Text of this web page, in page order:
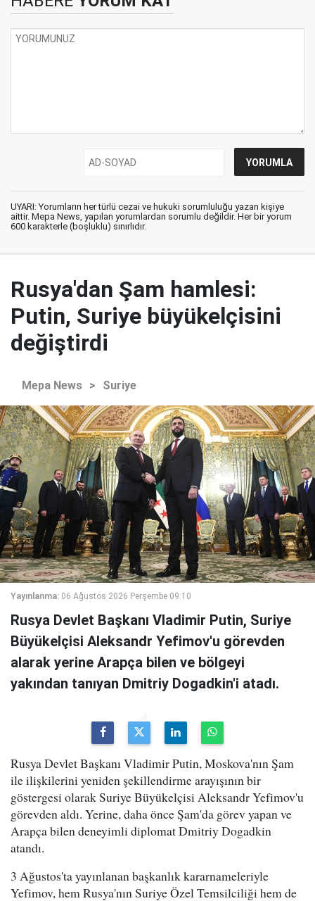
UYARI: Yorumların her türlü cezai ve hukuki sorumluluğu yazan kişiye
aittir. Mepa News, yapılan yorumlardan sorumlu değildir. Her bir yorum
600 karakterle (boşluklu) sınırlıdır.
Rusya'dan Şam hamlesi:
Putin, Suriye büyükelçisini
değiştirdi
Mepa News > Suriye
Yayınlanma: 06 Ağustos 2026 Perşembe 09:10
Rusya Devlet Başkanı Vladimir Putin, Suriye
Büyükelçisi Aleksandr Yefimov'u görevden
alarak yerine Arapça bilen ve bölgeyi
yakından tanıyan Dmitriy Dogadkin'i atadı.
Rusya Devlet Başkanı Vladimir Putin, Moskova'nın Şam
ile ilişkilerini yeniden şekillendirme arayışının bir
göstergesi olarak Suriye Büyükelçisi Aleksandr Yefimov'u
görevden aldı. Yerine, daha önce Şam'da görev yapan ve
Arapça bilen deneyimli diplomat Dmitriy Dogadkin
atandı.
3 Ağustos'ta yayınlanan başkanlık kararnameleriyle
Yefimov, hem Rusya'nın Suriye Özel Temsilciliği hem de